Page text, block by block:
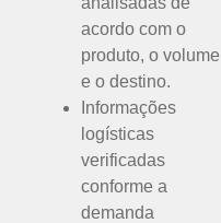
acordo com o
produto, o volume
e o destino.
Informações
logísticas
verificadas
conforme a
demanda